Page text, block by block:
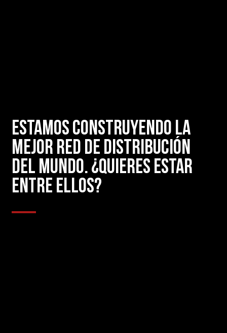
ESTAMOS CONSTRUYENDO LA
MEJOR RED DE DISTRIBUCIÓN
DEL MUNDO. ¿QUIERES ESTAR
ENTRE ELLOS?